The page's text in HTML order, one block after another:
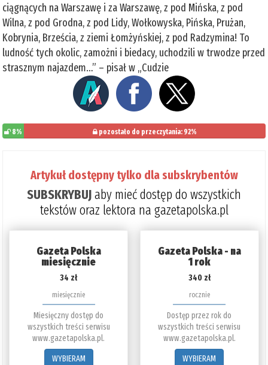
ciągnących na Warszawę i za Warszawę, z pod Mińska, z pod
Wilna, z pod Grodna, z pod Lidy, Wołkowyska, Pińska, Prużan,
Kobrynia, Brześcia, z ziemi Łomżyńskiej, z pod Radzymina! To
ludność tych okolic, zamożni i biedacy, uchodzili w trwodze przed
strasznym najazdem…” – pisał w „Cudzie
8% pozostało do przeczytania: 92%
Artykuł dostępny tylko dla subskrybentów
SUBSKRYBUJaby mieć dostęp do wszystkich
tekstów oraz lektora na gazetapolska.pl
Gazeta Polska
miesięcznie
34 zł
miesięcznie
Miesięczny dostęp do
wszystkich treści serwisu
www.gazetapolska.pl.
WYBIERAM
Gazeta Polska - na
1 rok
340 zł
rocznie
Dostęp przez rok do
wszystkich treści serwisu
www.gazetapolska.pl.
WYBIERAM